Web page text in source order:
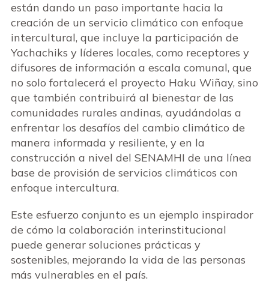
están dando un paso importante hacia la
creación de un servicio climático con enfoque
intercultural, que incluye la participación de
Yachachiks y líderes locales, como receptores y
difusores de información a escala comunal, que
no solo fortalecerá el proyecto Haku Wiñay, sino
que también contribuirá al bienestar de las
comunidades rurales andinas, ayudándolas a
enfrentar los desafíos del cambio climático de
manera informada y resiliente, y en la
construcción a nivel del SENAMHI de una línea
base de provisión de servicios climáticos con
enfoque intercultura.
Este esfuerzo conjunto es un ejemplo inspirador
de cómo la colaboración interinstitucional
puede generar soluciones prácticas y
sostenibles, mejorando la vida de las personas
más vulnerables en el país.